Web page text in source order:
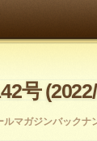
号
ルマガジンバックナ